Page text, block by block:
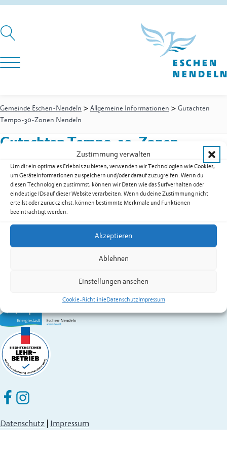
Zustimmung verwalten
Um dir ein optimales Erlebnis zu bieten, verwenden wir Technologien wie Cookies,
um Geräteinformationen zu speichern und/oder darauf zuzugreifen. Wenn du
diesen Technologien zustimmst, können wir Daten wie das Surfverhalten oder
eindeutige IDs auf dieser Website verarbeiten. Wenn du deine Zustimmung nicht
erteilst oder zurückziehst, können bestimmte Merkmale und Funktionen
beeinträchtigt werden.
Akzeptieren
Ablehnen
Einstellungen ansehen
Cookie-RichtlinieDatenschutzImpressum
Gemeinde Eschen-Nendeln > Allgemeine Informationen > Gutachten
Tempo-30-Zonen Nendeln
Gutachten Tempo-30-Zonen
Gutachten Tempo-30-Zonen Nendeln als PDF herunterladen
Zur Übersicht der Downloads
St. Martins-Ring 2, 9492 Eschen
Eschen Nendeln auf Facebook
Eschen Nendeln auf Instagram
Datenschutz | Impressum